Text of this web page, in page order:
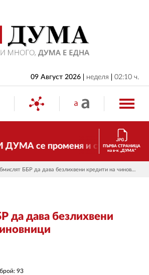
09 Август 2026 неделя 02:10 ч.
се променя и става
ПЪРВА СТРАНИЦА
на в-к „ДУМА“
Обмислят ББР да дава безлихвени кредити на чиновници
да дава безлихвени
93
БЪЛГАРИЯ
ИКОНОМИКА
ИЗБОРИ
СВЯТ
ДРУГИ
АВТОРИ